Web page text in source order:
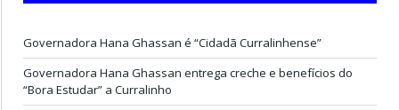
Governadora Hana Ghassan é “Cidadã Curralinhense”
Governadora Hana Ghassan entrega creche e benefícios do
“Bora Estudar” a Curralinho